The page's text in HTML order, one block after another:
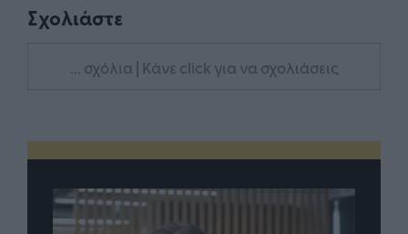
Σχολιάστε
... σχόλια | Κάνε click για να σχολιάσεις